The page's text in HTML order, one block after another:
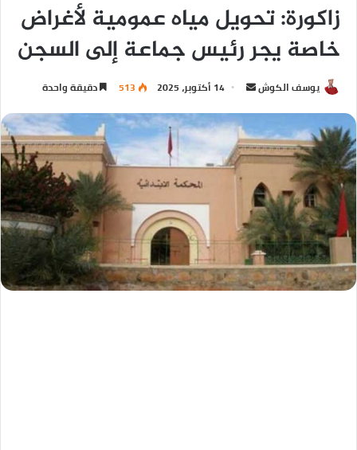
زاكورة: تحويل مياه عمومية لأغراض
خاصة يجر رئيس جماعة إلى السجن
يوسف الكوش 14 أكتوبر، 2025 513 دقيقة واحدة